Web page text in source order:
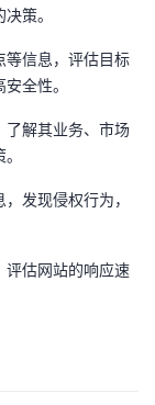
策。
等信息，评估目标
全性。
了解其业务、市场
发现侵权行为，
评估网站的响应速